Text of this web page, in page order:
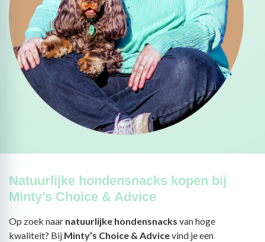
Natuurlijke hondensnacks kopen bij
Minty’s Choice & Advice
Op zoek naar natuurlijke hondensnacks van hoge
kwaliteit? Bij Minty’s Choice & Advicevind je een